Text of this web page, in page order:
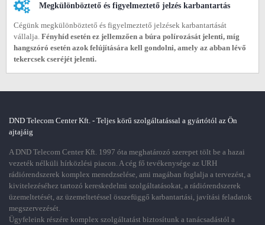
Megkülönböztető és figyelmeztető jelzés karbantartás
Cégünk megkülönböztető és figyelmeztető jelzések karbantartását
vállalja. Fényhíd esetén ez jellemzően a búra polírozását jelenti, míg
hangszóró esetén azok felújítására kell gondolni, amely az abban lévő
tekercsek cseréjét jelenti.
DND Telecom Center Kft. - Teljes körű szolgáltatással a gyártótól az Ön
ajtajáig
A DND Telecom Center Kft. 1997 óta meghatározó szerepet tölt be a hazai
vezeték nélküli hírközlési piacon. A cég fő tevékenysége az URH
rádiórendszerek komplex menedzselése, ami magában foglalja a tervezést, a
kivitelezéséhez tartozó kereskedelmi szolgáltatásokat, a rádiórendszerek
üzemeltetését, az üzemeltetéssel összefüggő karbantartási, javítási feladatok
megszervezését.
Ügyfeleink részére komplex szolgáltatást biztosítunk a tanácsadástól a